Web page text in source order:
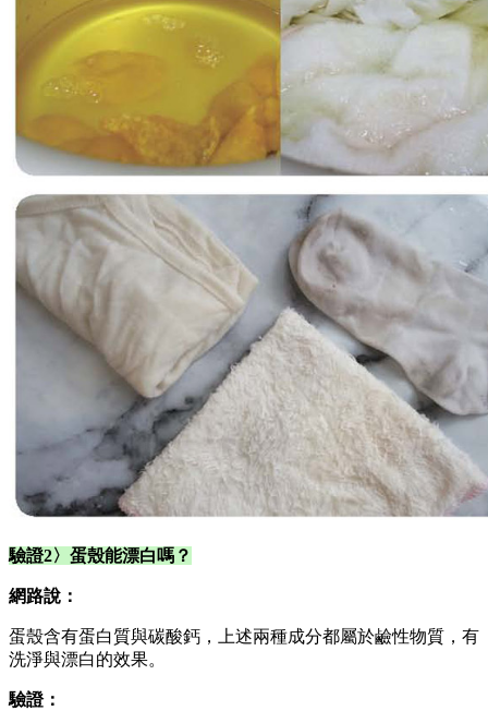
驗證2〉蛋殼能漂白嗎？
網路說：
蛋殼含有蛋白質與碳酸鈣，上述兩種成分都屬於鹼性物質，有
洗淨與漂白的效果。
驗證：